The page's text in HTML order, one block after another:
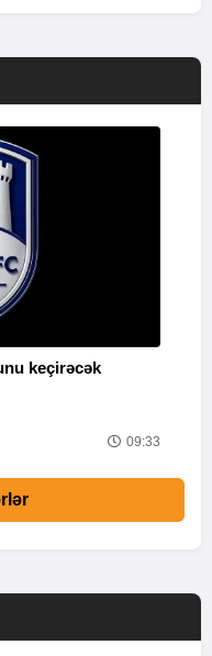
keçirəcək
09:33